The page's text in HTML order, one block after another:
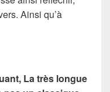
Ainsi qu’à
La très longue